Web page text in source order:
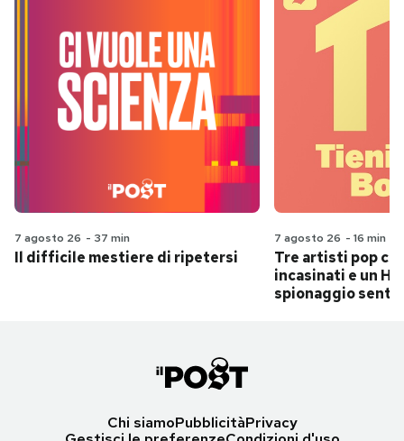
7 agosto 26 - 37 min
Il difficile mestiere di ripetersi
7 agosto 26 - 16 min
Tre artisti pop
incasinati e un
spionaggio
Chi siamoPubblicitàPrivacy